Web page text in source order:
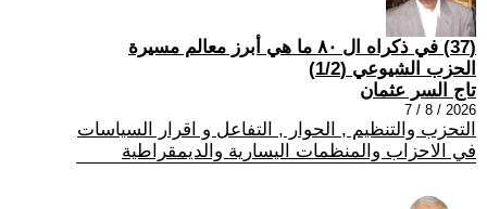
(37) في ذكراه ال ٨٠ ما هي أبرز معالم مسيرة
الحزب الشيوعي (1/2)
تاج السر عثمان
2026 / 8 / 7
التحزب والتنظيم , الحوار , التفاعل و اقرار السياسات
في الاحزاب والمنظمات اليسارية والديمقراطية